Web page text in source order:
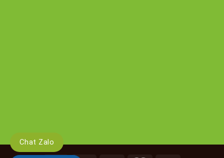
Chat Zalo